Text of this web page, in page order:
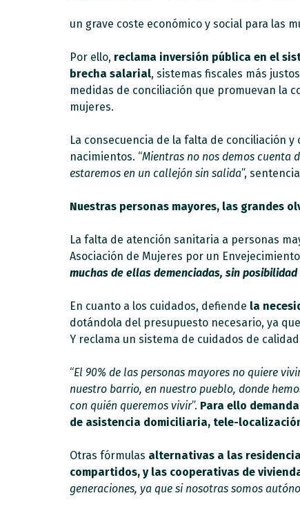
un grave coste económico y social para las
Por ello, reclama inversión pública en el
brecha salarial, sistemas fiscales más
medidas de conciliación que promuevan la
mujeres.
La consecuencia de la falta de conciliación
nacimientos. “Mientras no nos demos cuenta
estaremos en un callejón sin salida”,
Nuestras personas mayores, las grandes
La falta de atención sanitaria a personas
Asociación de Mujeres por un
muchas de ellas demenciadas, sin
En cuanto a los cuidados, defiende la
dotándola del presupuesto necesario, ya
Y reclama un sistema de cuidados de
“El 90% de las personas mayores no quiere
nuestro barrio, en nuestro pueblo, donde
con quién queremos vivir”. Para ello
de asistencia domiciliaria, tele-
Otras fórmulas alternativas a las
compartidos, y las cooperativas de
generaciones, ya que si nosotras somos